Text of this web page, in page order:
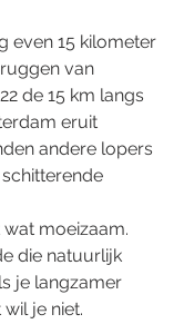
even 15 kilometer
van
de 15 km langs
eruit
andere lopers
moeizaam.
die natuurlijk
je langzamer
je niet.